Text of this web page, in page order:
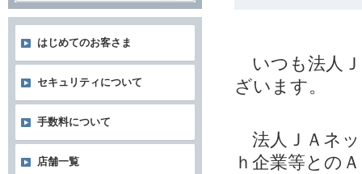
いつも法人
ざいます。
法人ＪＡネッ
ｈ企業等との
はじめてのお客さま
セキュリティについて
手数料について
店舗一覧